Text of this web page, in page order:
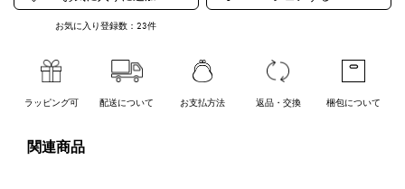
お気に入り登録数：23件
ラッピング可 配送について お支払方法 返品・交換 梱包について
関連商品